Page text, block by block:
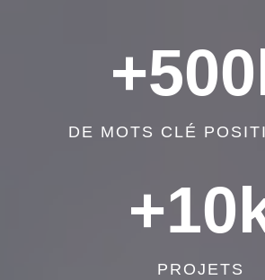
DE MOTS CLÉ
PROJETS